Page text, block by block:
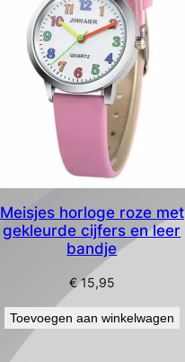
Meisjes horloge roze met
gekleurde cijfers en leer
bandje
€15,95
Toevoegen aan winkelwagen